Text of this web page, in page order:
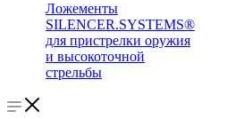
Ложементы
SILENCER.SYSTEMS®
для пристрелки оружия
и высокоточной
стрельбы